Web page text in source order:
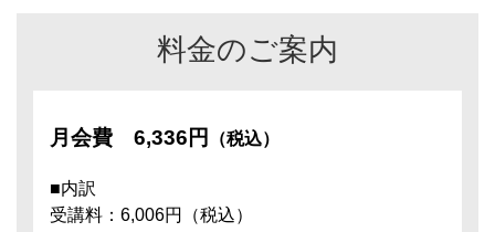
料金のご案内
月会費 6,336円 （税込）
■内訳
受講料：6,006円（税込）